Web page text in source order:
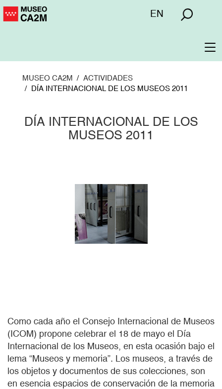
Pasar
Menú
EN
MUSEO CA2M
ACTIVIDADES
DÍA INTERNACIONAL DE LOS MUSEOS 2011
DÍA INTERNACIONAL DE LOS
MUSEOS 2011
Como cada año el Consejo Internacional de Museos
(ICOM) propone celebrar el 18 de mayo el Día
Internacional de los Museos, en esta ocasión bajo el
lema “Museos y memoria”. Los museos, a través de
los objetos y documentos de sus colecciones, son
en esencia espacios de conservación de la memoria